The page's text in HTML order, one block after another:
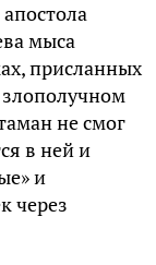
мыса
присланных
не смог
в ней и
и
через